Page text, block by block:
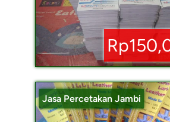
Jasa Percetakan Jambi